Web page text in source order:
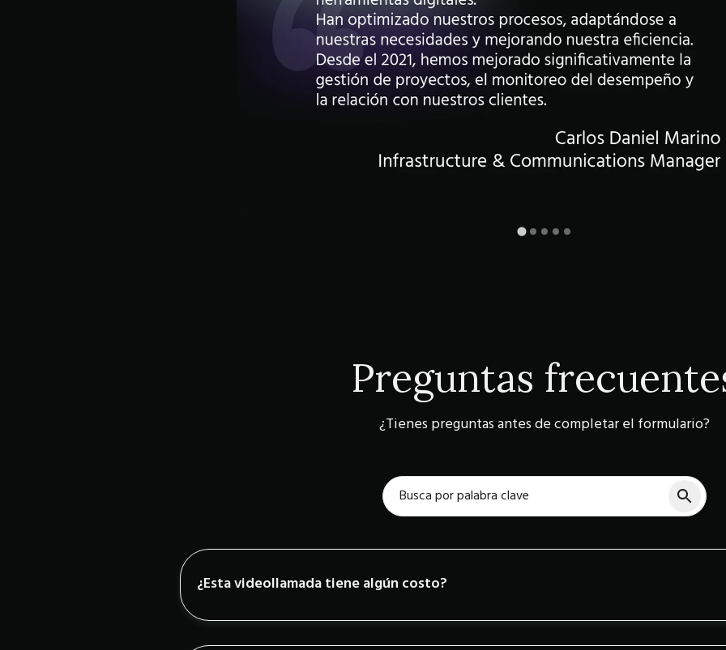
Preguntas
¿Tienes preguntas antes de completar el formulario?
¿Esta videollamada tiene algún costo?